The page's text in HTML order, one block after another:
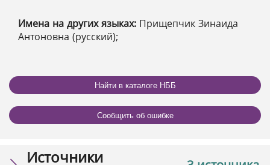
Имена на других языках: Прищепчик Зинаида
Антоновна (русский);
Найти в каталоге НББ
Сообщить об ошибке
Источники